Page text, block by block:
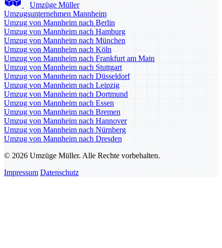
Umzüge Müller
Umzugsunternehmen Mannheim
Umzug von Mannheim nach Berlin
Umzug von Mannheim nach Hamburg
Umzug von Mannheim nach München
Umzug von Mannheim nach Köln
Umzug von Mannheim nach Frankfurt am Main
Umzug von Mannheim nach Stuttgart
Umzug von Mannheim nach Düsseldorf
Umzug von Mannheim nach Leipzig
Umzug von Mannheim nach Dortmund
Umzug von Mannheim nach Essen
Umzug von Mannheim nach Bremen
Umzug von Mannheim nach Hannover
Umzug von Mannheim nach Nürnberg
Umzug von Mannheim nach Dresden
© 2026 Umzüge Müller. Alle Rechte vorbehalten.
Impressum Datenschutz